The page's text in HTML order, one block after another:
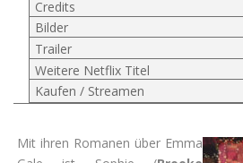
Credits
Bilder
Trailer
Weitere Netflix Titel
Kaufen / Streamen
Mit ihren Romanen über Emma